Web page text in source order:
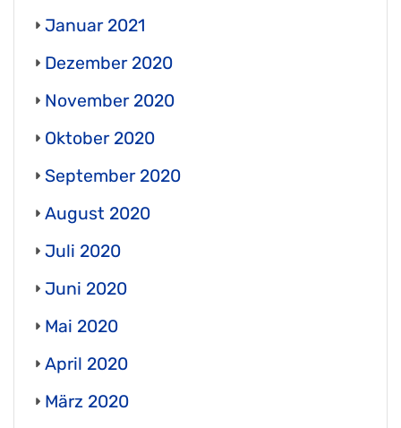
Januar 2021
Dezember 2020
November 2020
Oktober 2020
September 2020
August 2020
Juli 2020
Juni 2020
Mai 2020
April 2020
März 2020